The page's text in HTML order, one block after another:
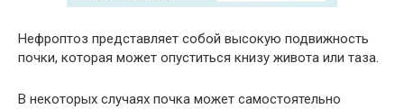
Нефроптоз представляет собой высокую подвижность
почки, которая может опуститься книзу живота или таза.
В некоторых случаях почка может самостоятельно